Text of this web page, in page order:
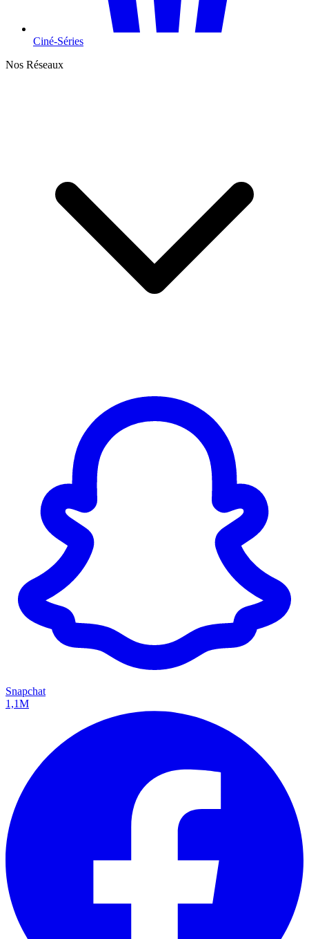
Ciné-Séries
Nos Réseaux
Snapchat
1,1M